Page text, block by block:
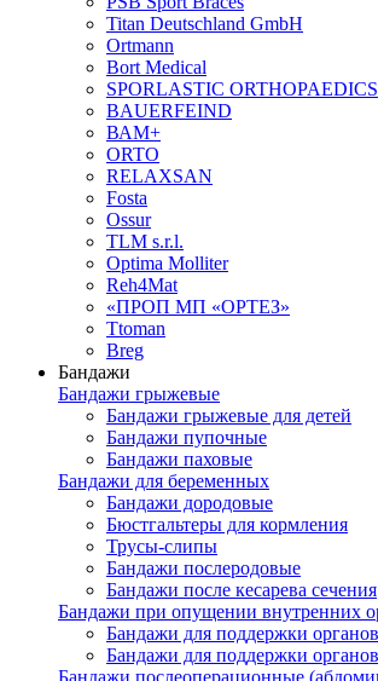
Titan Deutschland GmbH
Ortmann
Bort Medical
SPORLASTIC ORTHOPAEDICS
BAUERFEIND
ВАМ+
ORTO
RELAXSAN
Fosta
Ossur
TLM s.r.l.
Optima Molliter
Reh4Mat
«ПРОП МП «ОРТЕЗ»
Ttoman
Breg
Бандажи
Бандажи грыжевые
Бандажи грыжевые для детей
Бандажи пупочные
Бандажи паховые
Бандажи для беременных
Бандажи дородовые
Бюстгальтеры для кормления
Трусы-слипы
Бандажи послеродовые
Бандажи после кесарева сечения
Бандажи при опущении внутренних
Бандажи для поддержки
Бандажи для поддержки органов
Бандажи послеоперационные